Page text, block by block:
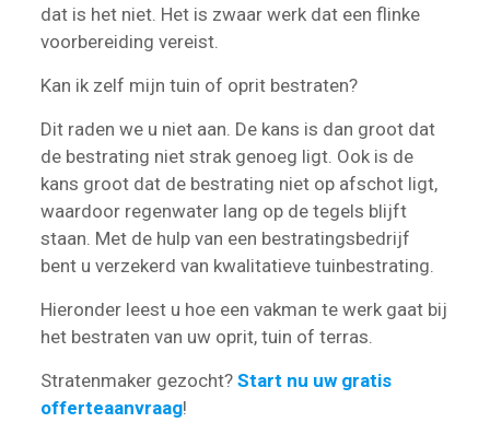
dat is het niet. Het is zwaar werk dat een flinke
voorbereiding vereist.
Kan ik zelf mijn tuin of oprit bestraten?
Dit raden we u niet aan. De kans is dan groot dat
de bestrating niet strak genoeg ligt. Ook is de
kans groot dat de bestrating niet op afschot ligt,
waardoor regenwater lang op de tegels blijft
staan. Met de hulp van een bestratingsbedrijf
bent u verzekerd van kwalitatieve tuinbestrating.
Hieronder leest u hoe een vakman te werk gaat bij
het bestraten van uw oprit, tuin of terras.
Stratenmaker gezocht? Start nu uw gratis
offerteaanvraag!